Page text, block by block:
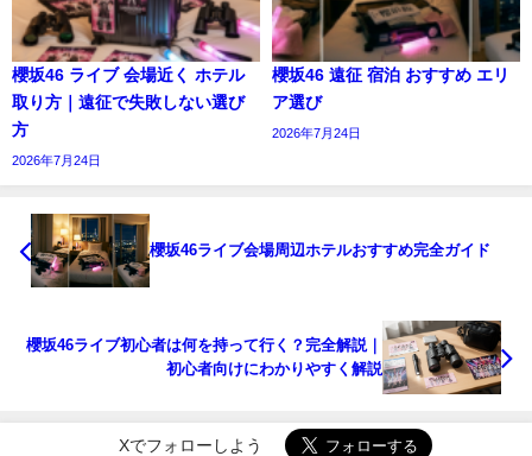
櫻坂46 ライブ 会場近く ホテル
取り方｜遠征で失敗しない選び
方
2026年7月24日
櫻坂46 遠征 宿泊 おすすめ エリ
ア選び
2026年7月24日
櫻坂46ライブ会場周辺ホテルおすすめ完全ガイド
櫻坂46ライブ初心者は何を持って行く？完全解説｜
初心者向けにわかりやすく解説
Xでフォローしよう